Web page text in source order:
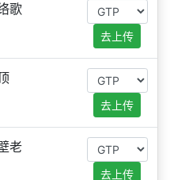
歌
去上传
去上传
老
去上传